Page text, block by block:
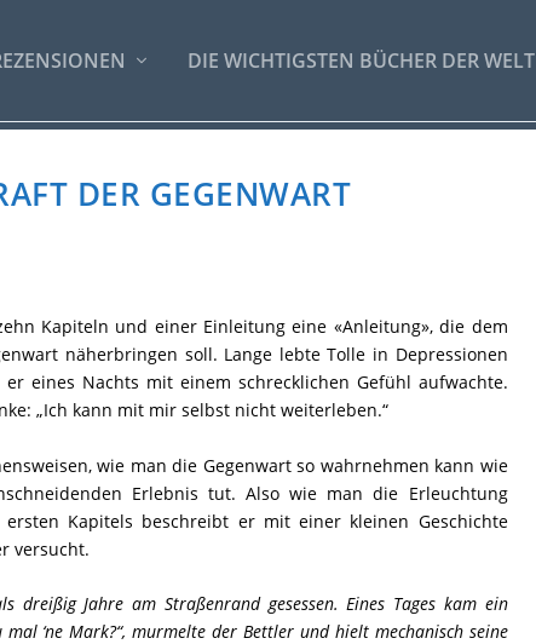
DIE WICHTIGSTEN BÜCHER DER WELT
DER GEGENWART
Kapiteln und einer Einleitung eine «Anleitung», die dem
näherbringen soll. Lange lebte Tolle in Depressionen
eines Nachts mit einem schrecklichen Gefühl aufwachte.
„Ich kann mit mir selbst nicht weiterleben.“
wie man die Gegenwart so wahrnehmen kann wie
Erlebnis tut. Also wie man die Erleuchtung
Kapitels beschreibt er mit einer kleinen Geschichte
versucht.
dreißig Jahre am Straßenrand gesessen. Eines Tages kam ein
‘ne Mark?“, murmelte der Bettler und hielt mechanisch seine